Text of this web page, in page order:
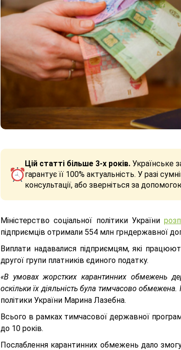
Цій статті більше 3-х років. Українське
гарантує її 100% актуальність. У разі
консультації, або зверніться за
Міністерство соціальної політики України
підприємців отримали 554 млн грндержавної
Виплати надавалися підприємцям, які
другої групи платників єдиного податку.
«В умовах жорстких карантинних обмежень
оскільки їх діяльність була тимчасово
політики України Марина Лазебна.
Всього в рамках тимчасової державної
до 10 років.
Послаблення карантинних обмежень дало